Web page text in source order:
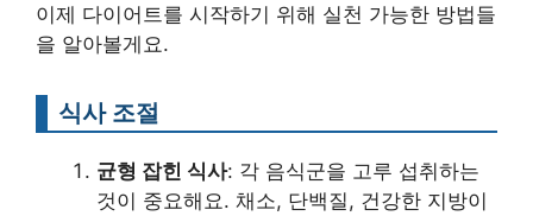
이제 다이어트를 시작하기 위해 실천 가능한 방법들
을 알아볼게요.
식사 조절
균형 잡힌 식사: 각 음식군을 고루 섭취하는
것이 중요해요. 채소, 단백질, 건강한 지방이